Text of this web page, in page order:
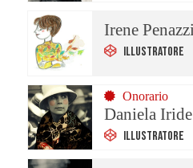
Irene Penazzi
Illustratore
Onorario
Daniela
Illustratore